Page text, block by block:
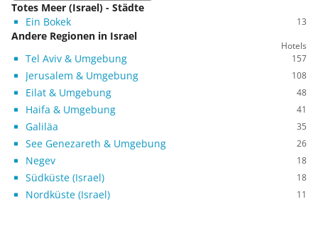
Totes Meer (Israel) - Städte
Ein Bokek
13
Andere Regionen in Israel
Hotels
Tel Aviv & Umgebung 157
Jerusalem & Umgebung 108
Eilat & Umgebung 48
Haifa & Umgebung 41
Galiläa 35
See Genezareth & Umgebung 26
Negev 18
Südküste (Israel) 18
Nordküste (Israel) 11